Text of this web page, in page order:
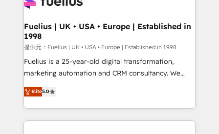
framework, meaning we've been accredited by
HubSpot and vetted by the CCS, which means we
can support public sector companies as well the
other ones listed in our profile. Our services: -
HubSpot implementation - HubSpot CMS website
is there for you to: - Grow revenue, and run your
business more efficiently - Build stronger
Fuelius | UK • USA • Europe | Established in
1998
提供元：Fuelius | UK • USA • Europe | Established in 1998
Fuelius is a 25-year-old digital transformation,
marketing automation and CRM consultancy. We
enable mid-market and enterprise clients to
maximise their return from digital and fuel their
growth. We modernise platforms, streamline
operations that are causing inefficiencies, improve
Elite5.0